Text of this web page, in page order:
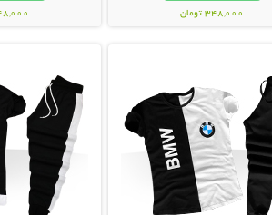
348,000 تومان
148,000